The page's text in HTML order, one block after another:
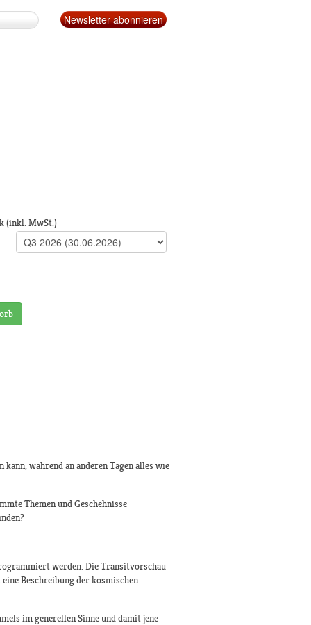
(inkl. MwSt.)
während an anderen Tagen alles wie
Themen und Geschehnisse
werden. Die Transitvorschau
Beschreibung der kosmischen
im generellen Sinne und damit jene